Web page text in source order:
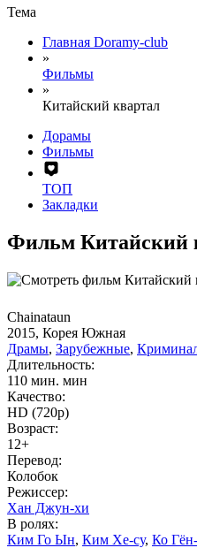
Тема
Главная Doramy-club
»
Фильмы
»
Китайский квартал
Дорамы
Фильмы
ТОП
Закладки
Фильм Китайский
Chainataun
2015, Корея Южная
Драмы, Зарубежные,
Длительность:
110 мин. мин
Качество:
HD (720p)
Возраст:
12+
Перевод:
Колобок
Режиссер:
Хан Джун-хи
В ролях:
Ким Го Ын, Ким Хе-су, Ко